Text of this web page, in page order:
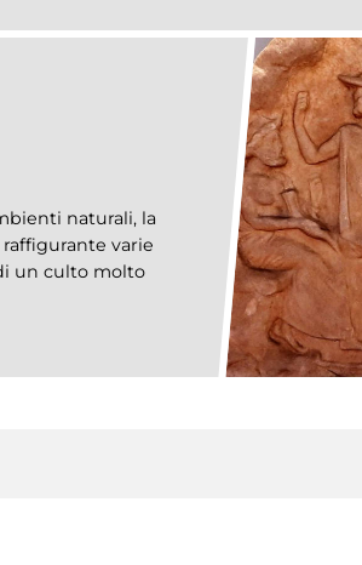
naturali, la
varie
un culto molto